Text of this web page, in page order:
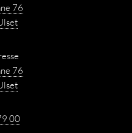
76
76
00